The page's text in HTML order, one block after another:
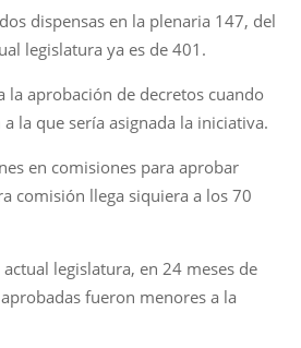
dispensas en la plenaria 147, del
legislatura ya es de 401.
la aprobación de decretos cuando
la que sería asignada la iniciativa.
en comisiones para aprobar
comisión llega siquiera a los 70
legislatura, en 24 meses de
fueron menores a la